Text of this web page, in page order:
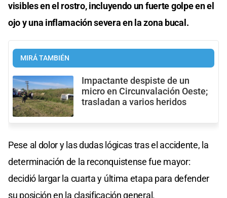
visibles en el rostro, incluyendo un fuerte golpe en el
ojo y una inflamación severa en la zona bucal.
MIRÁ TAMBIÉN
Impactante despiste de un
micro en Circunvalación Oeste;
trasladan a varios heridos
Pese al dolor y las dudas lógicas tras el accidente, la
determinación de la reconquistense fue mayor:
decidió largar la cuarta y última etapa para defender
su posición en la clasificación general.